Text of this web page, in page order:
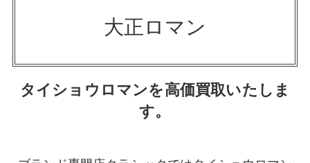
大正ロマン
タイショウロマンを高価買取いたしま
す。